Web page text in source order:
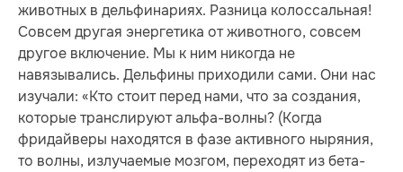
животных в дельфинариях. Разница колоссальная!
Совсем другая энергетика от животного, совсем
другое включение. Мы к ним никогда не
навязывались. Дельфины приходили сами. Они нас
изучали: «Кто стоит перед нами, что за создания,
которые транслируют альфа-волны? (Когда
фридайверы находятся в фазе активного ныряния,
то волны, излучаемые мозгом, переходят из бета-